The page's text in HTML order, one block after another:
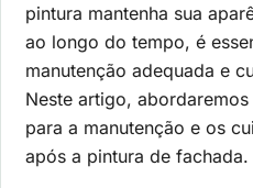
pintura mantenha sua
ao longo do tempo, é
manutenção adequada e
Neste artigo,
para a manutenção e os
após a pintura de fachada.